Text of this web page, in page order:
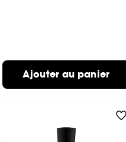
Ajouter au panier